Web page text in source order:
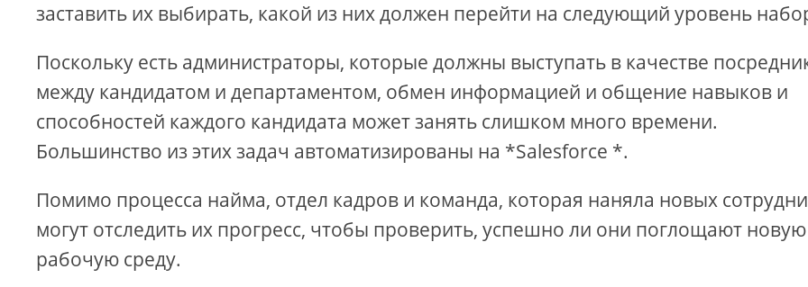
заставить их выбирать, какой из них должен перейти на следующий уровень
Поскольку есть администраторы, которые должны выступать в качестве
между кандидатом и департаментом, обмен информацией и общение навыков и
способностей каждого кандидата может занять слишком много времени.
Большинство из этих задач автоматизированы на *Salesforce *.
Помимо процесса найма, отдел кадров и команда, которая наняла новых
могут отследить их прогресс, чтобы проверить, успешно ли они поглощают новую
рабочую среду.